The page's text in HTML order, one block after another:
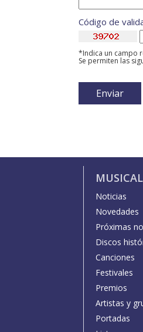
Código de
*Indica un campo
Se permiten las
Noticias
Novedades
Próximas
Discos
Canciones
Festivales
Premios
Artistas y
Portadas